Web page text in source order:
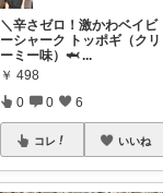
＼辛さゼロ！激かわベイビ
ーシャーク トッポギ（クリ
ーミー味）🦈 ...
￥ 498
0 0 6
コレ いいね